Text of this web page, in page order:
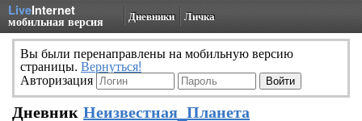
LiveInternet
мобильная версия Дневники Личка
Вы были перенаправлены на мобильную версию
страницы. Вернуться!
Авторизация
Дневник Неизвестная_Планета